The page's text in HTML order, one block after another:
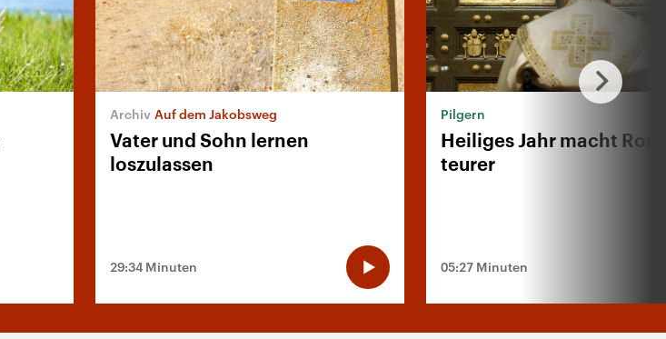
Auf dem Jakobsweg
Vater und Sohn lernen
loszulassen
29:34 Minuten
Pilgern
Heiliges Jahr macht
teurer
05:27 Minuten